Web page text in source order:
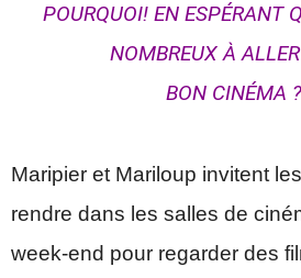
POURQUOI! EN ESPÉRANT
NOMBREUX À
BON CINÉMA
Maripier et Mariloup invitent
rendre dans les salles de
week-end pour regarder des